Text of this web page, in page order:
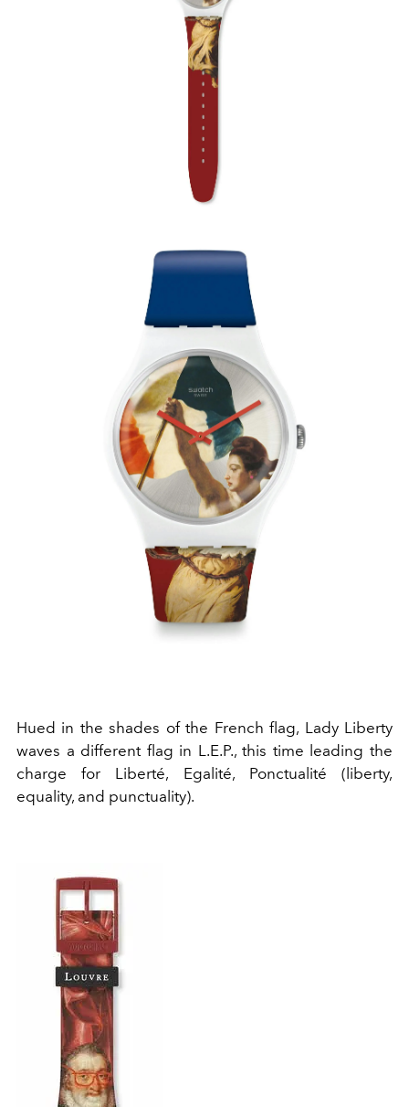
Hued in the shades of the French flag, Lady Liberty
waves a different flag in L.E.P., this time leading the
charge for Liberté, Egalité, Ponctualité (liberty,
equality, and punctuality).